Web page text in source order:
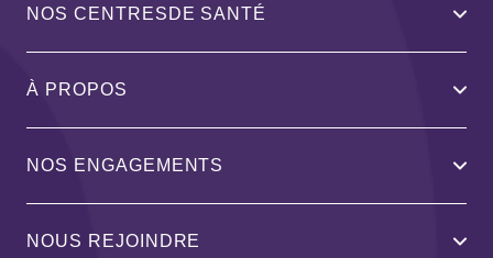
NOS CENTRESDE SANTÉ
À PROPOS
NOS ENGAGEMENTS
NOUS REJOINDRE